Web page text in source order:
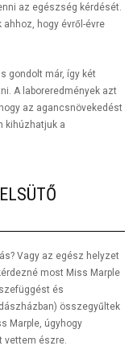
az egészség kérdését.
hogy évről-évre
gondolt már, így két
A laboreredmények azt
az agancsnövekedést
kihúzhatjuk a
Vagy az egész helyzet
most Miss Marple
és
összegyűltek
Marple, úgyhogy
vettem észre.